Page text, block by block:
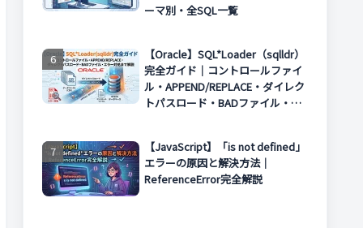
ーマ別・全SQL一覧
【Oracle】SQL*Loader（sqlldr）
完全ガイド｜コントロールファイ
ル・APPEND/REPLACE・ダイレク
トパスロード・BADファイル・エ
【JavaScript】「is not defined」
エラーの原因と解決方法｜
ReferenceError完全解説